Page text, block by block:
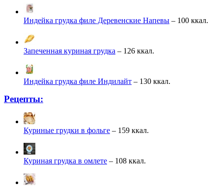
Индейка грудка филе Деревенские Напевы – 100 ккал.
Запеченная куриная грудка – 126 ккал.
Индейка грудка филе Индилайт – 130 ккал.
Рецепты:
Куриные грудки в фольге – 159 ккал.
Куриная грудка в омлете – 108 ккал.